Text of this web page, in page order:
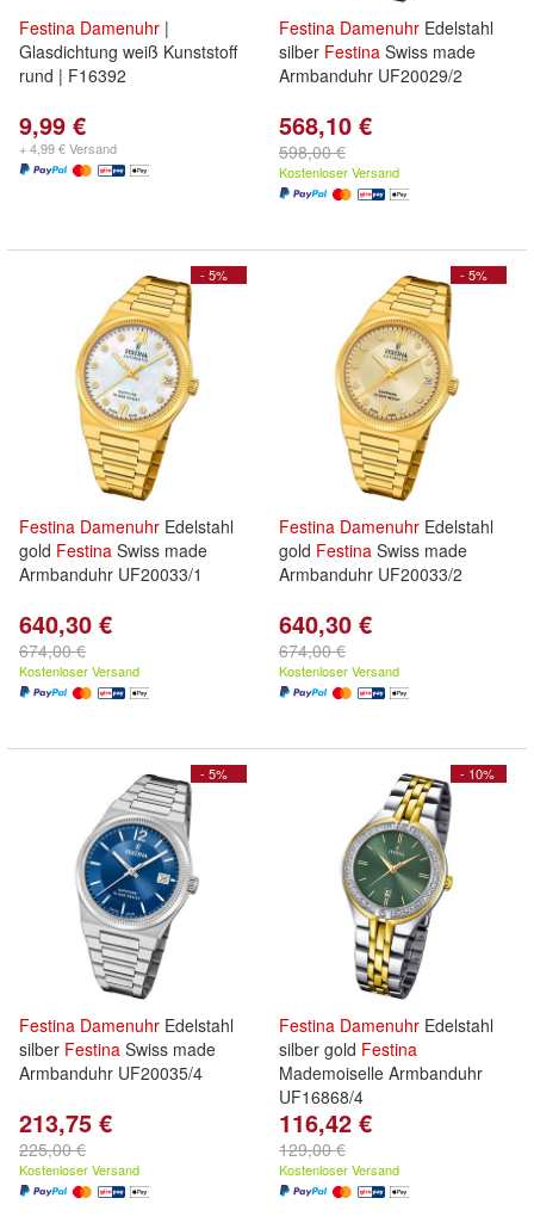
Festina Damenuhr |
Glasdichtung weiß Kunststoff
rund | F16392
9,99 €
+ 4,99 € Versand
Festina Damenuhr Edelstahl
silber Festina Swiss made
Armbanduhr UF20029/2
568,10 €
598,00 €
Kostenloser Versand
- 5%
Festina Damenuhr Edelstahl
gold Festina Swiss made
Armbanduhr UF20033/1
640,30 €
674,00 €
Kostenloser Versand
- 5%
Festina Damenuhr Edelstahl
gold Festina Swiss made
Armbanduhr UF20033/2
640,30 €
674,00 €
Kostenloser Versand
- 5%
Festina Damenuhr Edelstahl
silber Festina Swiss made
Armbanduhr UF20035/4
213,75 €
225,00 €
Kostenloser Versand
- 10%
Festina Damenuhr Edelstahl
silber gold Festina
Mademoiselle Armbanduhr
UF16868/4
116,42 €
129,00 €
Kostenloser Versand